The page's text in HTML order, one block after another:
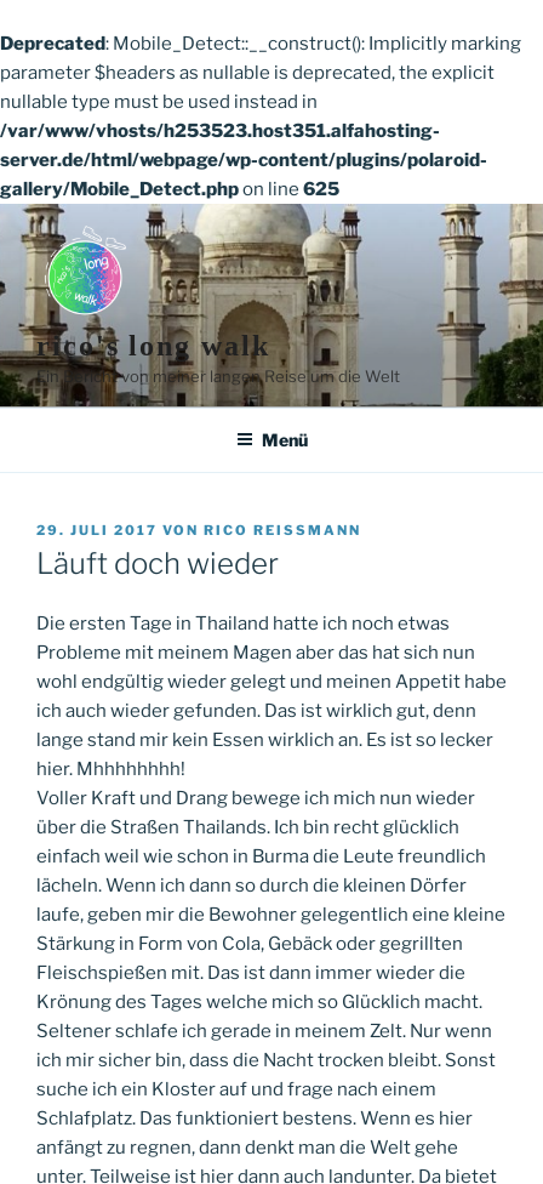
Deprecated: Mobile_Detect::__construct(): Implicitly marking
parameter $headers as nullable is deprecated, the explicit
nullable type must be used instead in
/var/www/vhosts/h253523.host351.alfahosting-
server.de/html/webpage/wp-content/plugins/polaroid-
gallery/Mobile_Detect.phpon line 625
Zum
Inhalt
springen
rico's long walk
Ein Bericht von meiner langen Reise um die Welt
Menü
VERÖFFENTLICHT
AM
29. JULI 2017 VON RICO REISSMANN
Läuft doch wieder
Die ersten Tage in Thailand hatte ich noch etwas
Probleme mit meinem Magen aber das hat sich nun
wohl endgültig wieder gelegt und meinen Appetit habe
ich auch wieder gefunden. Das ist wirklich gut, denn
lange stand mir kein Essen wirklich an. Es ist so lecker
hier. Mhhhhhhhh!
Voller Kraft und Drang bewege ich mich nun wieder
über die Straßen Thailands. Ich bin recht glücklich
einfach weil wie schon in Burma die Leute freundlich
lächeln. Wenn ich dann so durch die kleinen Dörfer
laufe, geben mir die Bewohner gelegentlich eine kleine
Stärkung in Form von Cola, Gebäck oder gegrillten
Fleischspießen mit. Das ist dann immer wieder die
Krönung des Tages welche mich so Glücklich macht.
Seltener schlafe ich gerade in meinem Zelt. Nur wenn
ich mir sicher bin, dass die Nacht trocken bleibt. Sonst
suche ich ein Kloster auf und frage nach einem
Schlafplatz. Das funktioniert bestens. Wenn es hier
anfängt zu regnen, dann denkt man die Welt gehe
unter. Teilweise ist hier dann auch landunter. Da bietet